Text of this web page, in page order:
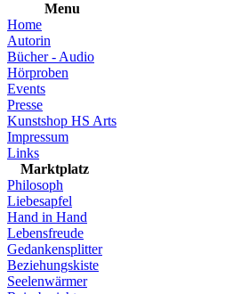
Menu
Home
Autorin
Bücher - Audio
Hörproben
Events
Presse
Kunstshop HS Arts
Impressum
Links
Marktplatz
Philosoph
Liebesapfel
Hand in Hand
Lebensfreude
Gedankensplitter
Beziehungskiste
Seelenwärmer